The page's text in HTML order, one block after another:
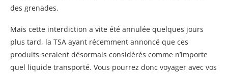
des grenades.
Mais cette interdiction a vite été annulée quelques jours
plus tard, la TSA ayant récemment annoncé que ces
produits seraient désormais considérés comme n’importe
quel liquide transporté. Vous pourrez donc voyager avec vos